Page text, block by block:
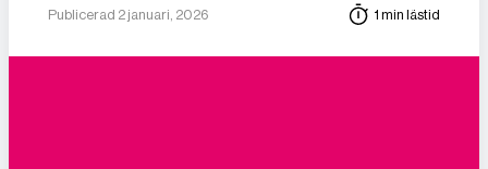
Publicerad 2 januari, 2026 1 min lästid